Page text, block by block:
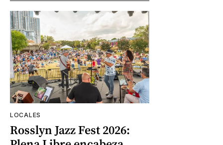
LOCALES
Rosslyn Jazz Fest 2026: